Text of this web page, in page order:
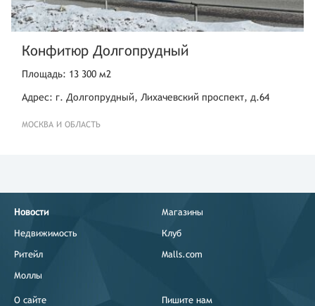
Конфитюр Долгопрудный
Площадь: 13 300 м2
Адрес: г. Долгопрудный, Лихачевский проспект, д.64
МОСКВА И ОБЛАСТЬ
Новости
Недвижимость
Ритейл
Моллы
Магазины
Клуб
Malls.com
О сайте
Пишите нам